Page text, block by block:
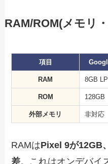
RAM/ROM(メモリ
項目
RAM 8GB
ROM 128GB
外部メモリ 非対応
RAMはPixel 9が12GB
差。これはオンデバイ